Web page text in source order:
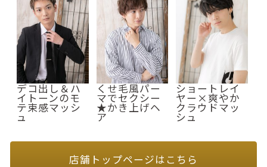
デコ出し＆ハ
イトーンのモ
テ束感マッシ
ュ
くせ毛風パー
マでセクシー
★かき上げヘ
ア
ショートレイ
ヤー×爽やか
クラウドマッ
シュ
店舗トップページはこちら